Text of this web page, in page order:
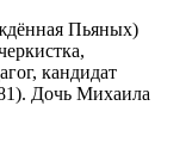
Пьяных)
кандидат
Дочь Михаила